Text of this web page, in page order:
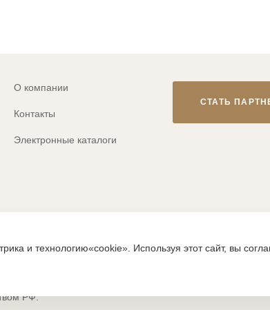
О компании
Контакты
Электронные каталоги
СТАТЬ
clever-style.ru, включая, но не ограничиваясь,
РФ.
и технологию«cookie». Используя этот сайт, вы